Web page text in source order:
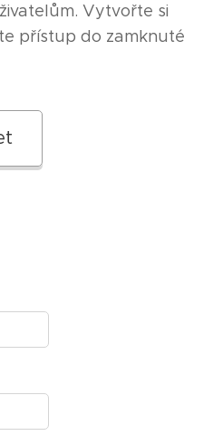
Vytvořte si
přístup do zamknuté